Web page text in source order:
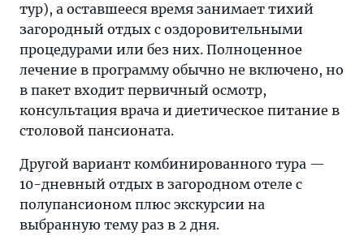
тур), а оставшееся время занимает тихий
загородный отдых с оздоровительными
процедурами или без них. Полноценное
лечение в программу обычно не включено, но
в пакет входит первичный осмотр,
консультация врача и диетическое питание в
столовой пансионата.
Другой вариант комбинированного тура —
10-дневный отдых в загородном отеле с
полупансионом плюс экскурсии на
выбранную тему раз в 2 дня.